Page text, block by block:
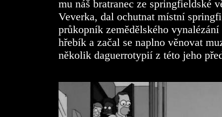
mu náš bratranec ze springfieldské
Veverka, dal ochutnat místní
průkopník zemědělského
hřebík a začal se naplno věnovat
několik daguerrotypií z této jeho